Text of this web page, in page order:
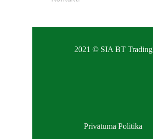
2021 © SIA BT Trading
Privātuma Politika